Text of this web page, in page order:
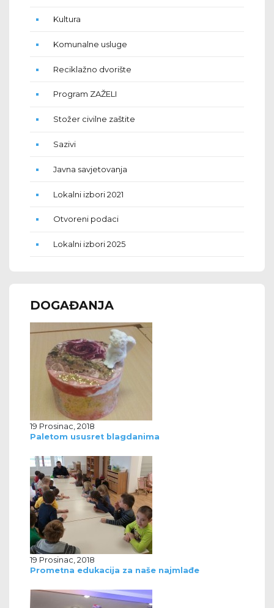
Kultura
Komunalne usluge
Reciklažno dvorište
Program ZAŽELI
Stožer civilne zaštite
Sazivi
Javna savjetovanja
Lokalni izbori 2021
Otvoreni podaci
Lokalni izbori 2025
DOGAĐANJA
19 Prosinac, 2018
Paletom ususret blagdanima
19 Prosinac, 2018
Prometna edukacija za naše najmlađe